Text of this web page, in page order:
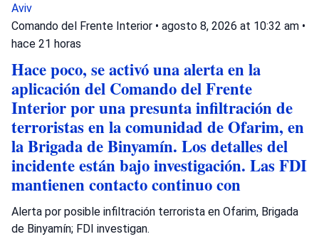
Aviv
Comando del Frente Interior • agosto 8, 2026 at 10:32 am •
hace 21 horas
Hace poco, se activó una alerta en la
aplicación del Comando del Frente
Interior por una presunta infiltración de
terroristas en la comunidad de Ofarim, en
la Brigada de Binyamín. Los detalles del
incidente están bajo investigación. Las FDI
mantienen contacto continuo con
Alerta por posible infiltración terrorista en Ofarim, Brigada
de Binyamín; FDI investigan.